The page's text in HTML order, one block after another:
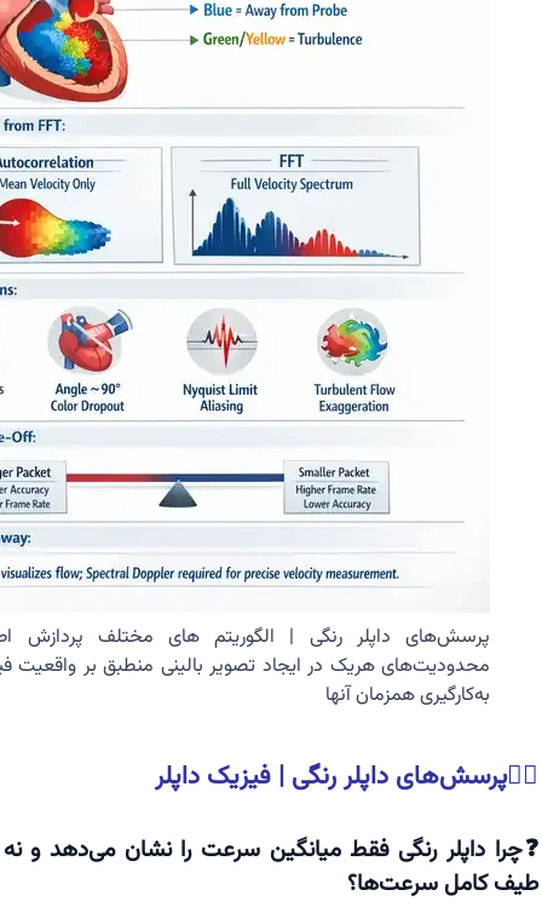
پرسش‌های داپلر رنگی | الگوریتم های مختلف پردازش
محدودیت‌های هریک در ایجاد تصویر بالینی منطبق بر واقعیت
به‌کارگیری همزمان آنها
🏳️‍🌈پرسش‌های داپلر رنگی | فیزیک داپلر
❓چرا داپلر رنگی فقط میانگین سرعت را نشان می‌دهد و نه
طیف کامل سرعت‌ها؟